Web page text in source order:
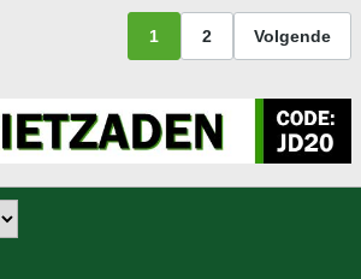
1 2 Volgende